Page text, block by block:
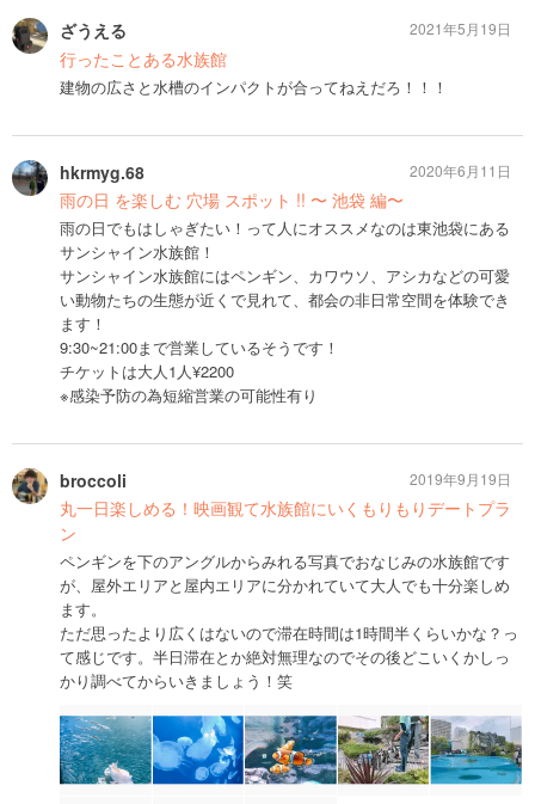
ざうえる
行ったことある水族館
建物の広さと水槽のインパクトが合ってねえだろ！！！
2021年5月19日
hkrmyg.68
雨の日 を楽しむ 穴場 スポット !! 〜 池袋 編〜
雨の日でもはしゃぎたい！って人にオススメなのは東池袋にある
サンシャイン水族館！
サンシャイン水族館にはペンギン、カワウソ、アシカなどの可愛
い動物たちの生態が近くで見れて、都会の非日常空間を体験でき
ます！
9:30~21:00まで営業しているそうです！
チケットは大人1人¥2200
※感染予防の為短縮営業の可能性有り
2020年6月11日
broccoli
丸一日楽しめる！映画観て水族館にいくもりもりデートプラ
ン
ペンギンを下のアングルからみれる写真でおなじみの水族館です
が、屋外エリアと屋内エリアに分かれていて大人でも十分楽しめ
ます。
ただ思ったより広くはないので滞在時間は1時間半くらいかな？っ
て感じです。半日滞在とか絶対無理なのでその後どこいくかしっ
かり調べてからいきましょう！笑
2019年9月19日